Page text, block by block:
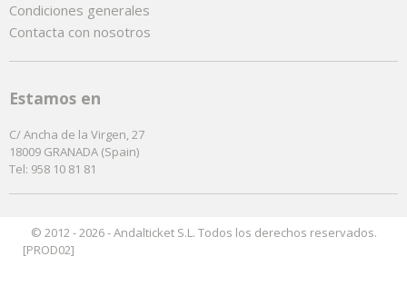
Condiciones generales
Contacta con nosotros
Estamos en
C/ Ancha de la Virgen, 27
18009 GRANADA (Spain)
Tel: 958 10 81 81
© 2012 - 2026 - Andalticket S.L. Todos los derechos reservados.
[PROD02]